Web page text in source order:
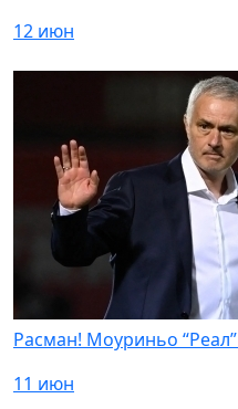
12 июн
Расман! Моуриньо
11 июн